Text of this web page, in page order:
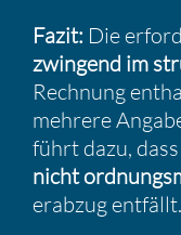
Fazit: Die
zwingend im
Rechnung
mehrere
führt dazu,
nicht
er­abzug entfällt.